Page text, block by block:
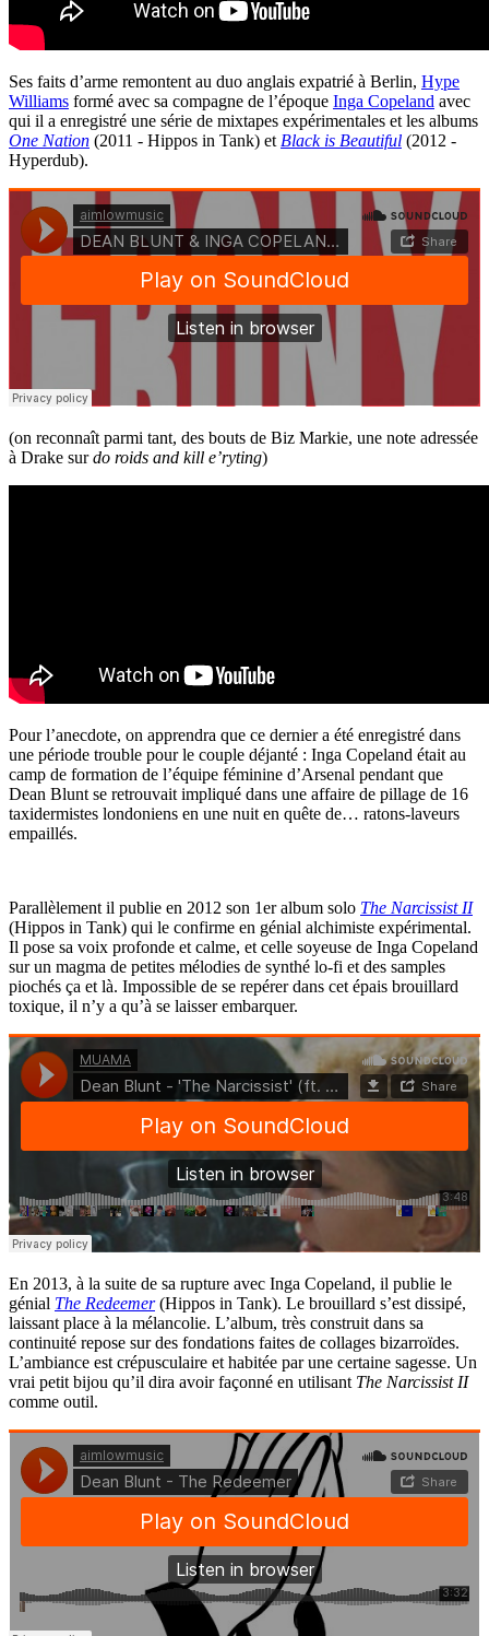
Ses faits d’arme remontent au duo anglais expatrié à Berlin, Hype
Williams formé avec sa compagne de l’époque Inga Copeland avec
qui il a enregistré une série de mixtapes expérimentales et les albums
One Nation (2011 - Hippos in Tank) et Black is Beautiful (2012 -
Hyperdub).
(on reconnaît parmi tant, des bouts de Biz Markie, une note adressée
à Drake surdo roids and kill e’ryting)
Pour l’anecdote, on apprendra que ce dernier a été enregistré dans
une période trouble pour le couple déjanté : Inga Copeland était au
camp de formation de l’équipe féminine d’Arsenal pendant que
Dean Blunt se retrouvait impliqué dans une affaire de pillage de 16
taxidermistes londoniens en une nuit en quête de… ratons-laveurs
empaillés.
Parallèlement il publie en 2012 son 1er album solo The Narcissist II
(Hippos in Tank) qui le confirme en génial alchimiste expérimental.
Il pose sa voix profonde et calme, et celle soyeuse de Inga Copeland
sur un magma de petites mélodies de synthé lo-fi et des samples
piochés ça et là. Impossible de se repérer dans cet épais brouillard
toxique, il n’y a qu’à se laisser embarquer.
En 2013, à la suite de sa rupture avec Inga Copeland, il publie le
génial The Redeemer(Hippos in Tank). Le brouillard s’est dissipé,
laissant place à la mélancolie. L’album, très construit dans sa
continuité repose sur des fondations faites de collages bizarroïdes.
L’ambiance est crépusculaire et habitée par une certaine sagesse. Un
vrai petit bijou qu’il dira avoir façonné en utilisant The Narcissist II
comme outil.